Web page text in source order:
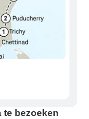
te bezoeken